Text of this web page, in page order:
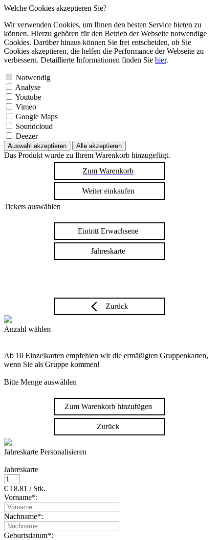
Welche Cookies akzeptieren Sie?
Wir verwenden Cookies, um Ihnen den besten Service bieten zu
können. Hierzu gehören für den Betrieb der Webseite notwendige
Cookies. Darüber hinaus können Sie frei entscheiden, ob Sie
Cookies akzeptieren, die helfen die Performance der Webseite zu
verbessern. Detaillierte Informationen finden Sie hier.
Notwendig
Analyse
Youtube
Vimeo
Google Maps
Soundcloud
Deezer
Auswahl akzeptieren Alle akzeptieren
Das Produkt wurde zu Ihrem Warenkorb hinzugefügt.
Zum Warenkorb
Weiter einkaufen
Tickets auswählen
Eintritt Erwachsene
Jahreskarte
Zurück
Anzahl wählen
Ab 10 Einzelkarten empfehlen wir die ermäßigten Gruppenkarten,
wenn Sie als Gruppe kommen!
Bitte Menge auswählen
Zum Warenkorb hinzufügen
Zurück
Jahreskarte Personalisieren
Jahreskarte
€ 18.81 / Stk.
Vorname*:
Nachname*:
Geburtsdatum*: